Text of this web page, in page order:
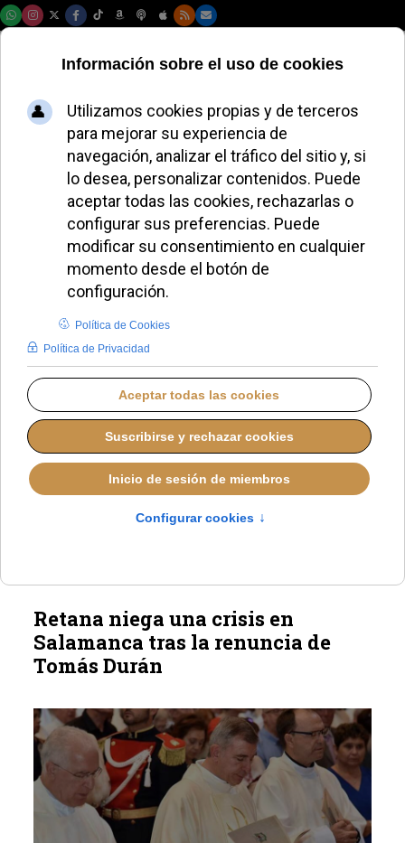
DIÓCESIS DE SALAMANCA
La Iglesia aborda en Salamanca
la salud mental de los presos
El encuentro de Pastoral Penitenciaria de
Castilla y León dedicó su jornada a los
problemas de salud mental en las
Retana niega una crisis en
Salamanca tras la renuncia de
Tomás Durán